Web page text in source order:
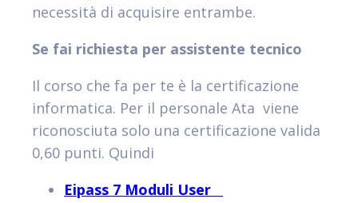
necessità di acquisire entrambe.
Se fai richiesta per assistente tecnico
Il corso che fa per te è la certificazione
informatica. Per il personale Ata viene
riconosciuta solo una certificazione valida
0,60 punti. Quindi
Eipass 7 Moduli User